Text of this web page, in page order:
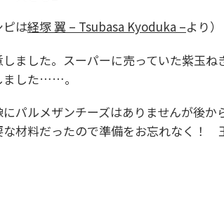
ピは経塚 翼 – Tsubasa Kyoduka –より）
ました。スーパーに売っていた紫玉
ました……。
パルメザンチーズはありませんが後か
な材料だったので準備をお忘れなく！